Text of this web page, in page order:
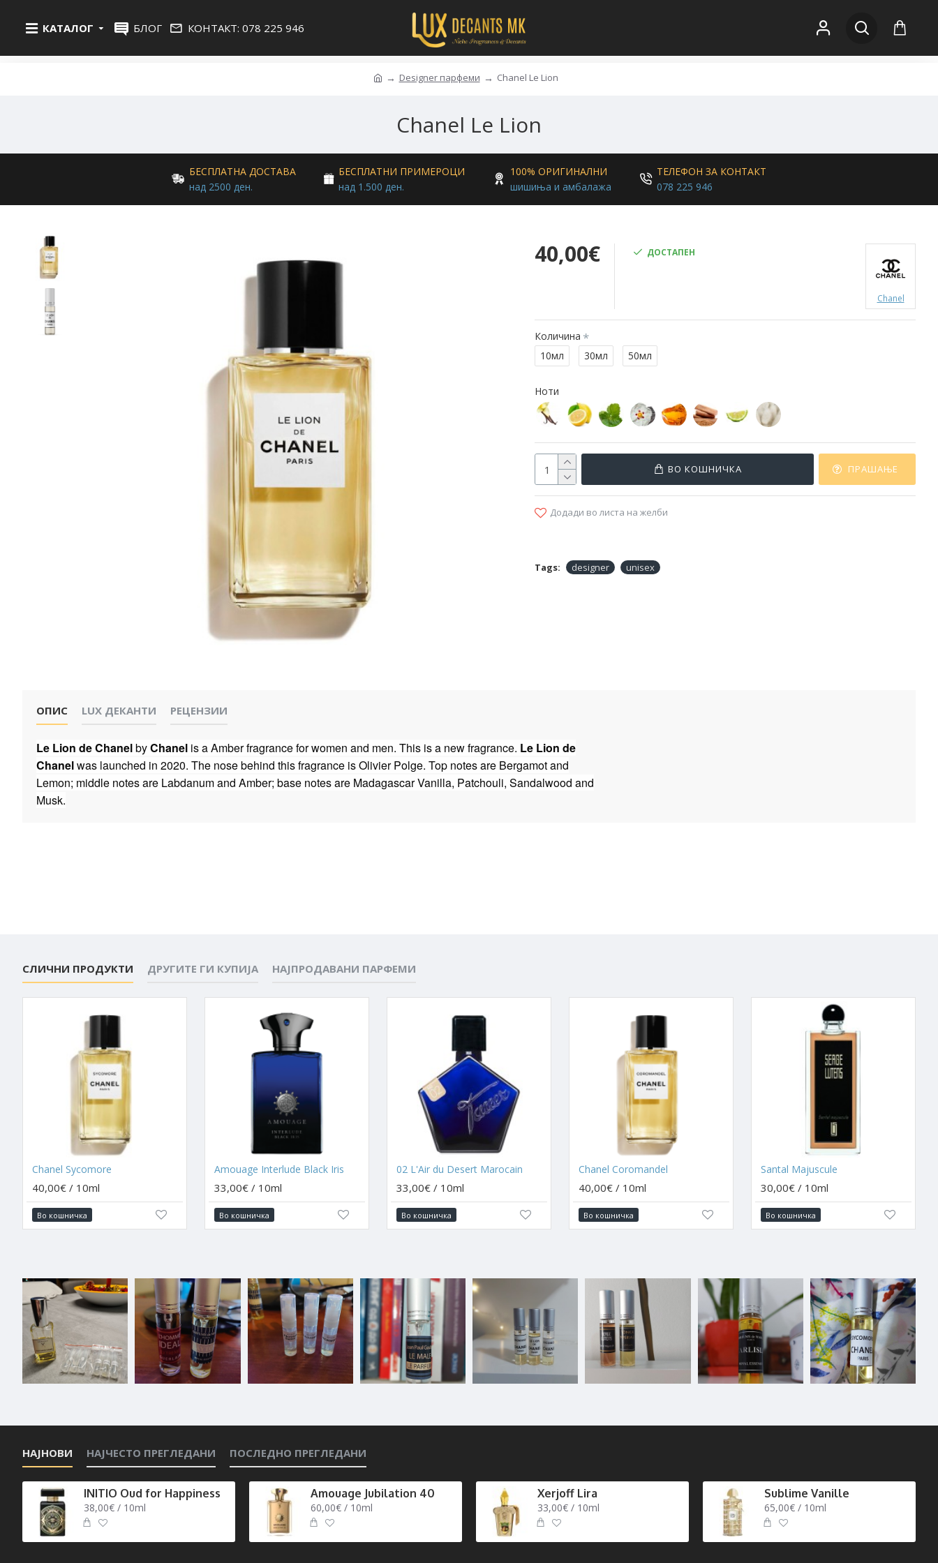
КАТАЛОГ БЛОГ КОНТАКТ: 078 225 946
Designer парфеми Chanel Le Lion
Chanel Le Lion
БЕСПЛАТНА ДОСТАВА
над 2500 ден.
БЕСПЛАТНИ ПРИМЕРОЦИ
над 1.500 ден.
100% ОРИГИНАЛНИ
шишиња и амбалажа
ТЕЛЕФОН ЗА КОНТАКТ
078 225 946
40,00€ ДОСТАПЕН
Chanel
Количина
10мл
30мл 50мл
Ноти
ВО КОШНИЧКА ПРАШАЊЕ
Додади во листа на желби
Tags: designer unisex
ОПИС LUX ДЕКАНТИ РЕЦЕНЗИИ
Le Lion de ChanelbyChanel is a Amber fragrance for women and men. This is a new fragrance. Le Lion de
Chanelwas launched in 2020. The nose behind this fragrance is Olivier Polge. Top notes are Bergamot and
Lemon; middle notes are Labdanum and Amber; base notes are Madagascar Vanilla, Patchouli, Sandalwood and
Musk.
СЛИЧНИ ПРОДУКТИ ДРУГИТЕ ГИ КУПИЈА НАЈПРОДАВАНИ ПАРФЕМИ
Chanel Sycomore
40,00€ / 10ml
Во кошничка
Amouage Interlude Black Iris
33,00€ / 10ml
Во кошничка
02 L'Air du Desert Marocain
33,00€ / 10ml
Во кошничка
Chanel Coromandel
40,00€ / 10ml
Во кошничка
Santal Majuscule
30,00€ / 10ml
Во кошничка
НАЈНОВИ НАЈЧЕСТО ПРЕГЛЕДАНИ ПОСЛЕДНО ПРЕГЛЕДАНИ
INITIO Oud for Happiness
38,00€ / 10ml
Amouage Jubilation 40
60,00€ / 10ml
Xerjoff Lira
33,00€ / 10ml
Sublime Vanille
65,00€ / 10ml